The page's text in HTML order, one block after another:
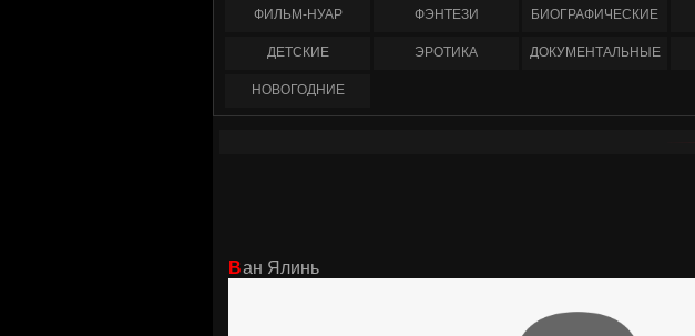
ФИЛЬМ-НУАР ФЭНТЕЗИ БИОГРАФИЧЕСКИЕ
ДЕТСКИЕ ЭРОТИКА ДОКУМЕНТАЛЬНЫЕ
НОВОГОДНИЕ
Ван Ялинь